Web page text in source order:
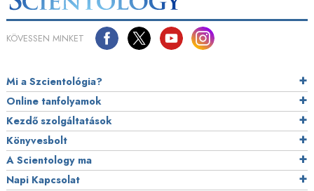
KÖVESSEN MINKET
Mi a Szcientológia?
Online tanfolyamok
Kezdő szolgáltatások
Könyvesbolt
A Scientology ma
Napi Kapcsolat